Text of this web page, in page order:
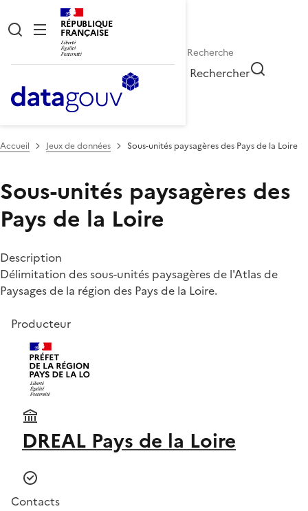
RÉPUBLIQUE
FRANÇAISE
Rechercher
Accueil Jeux de données Sous-unités paysagères des Pays de la Loire
Sous-unités paysagères des
Pays de la Loire
Description
Délimitation des sous-unités paysagères de l'Atlas de
Paysages de la région des Pays de la Loire.
Producteur
DREAL Pays de la Loire
Contacts